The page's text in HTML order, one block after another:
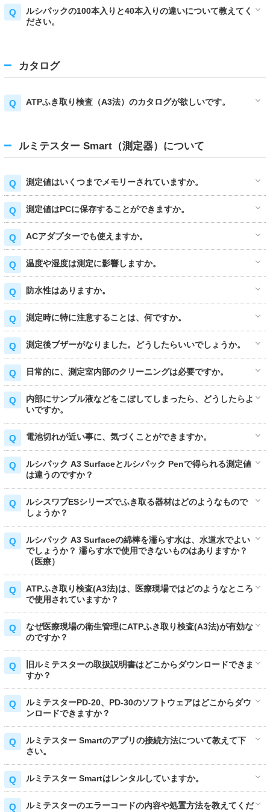
ルシパックの100本入りと40本入りの違いについて教えてく
ださい。
カタログ
ATPふき取り検査（A3法）のカタログが欲しいです。
ルミテスター Smart（測定器）について
測定値はいくつまでメモリーされていますか。
測定値はPCに保存することができますか。
ACアダプターでも使えますか。
温度や湿度は測定に影響しますか。
防水性はありますか。
測定時に特に注意することは、何ですか。
測定後ブザーがなりました。どうしたらいいでしょうか。
日常的に、測定室内部のクリーニングは必要ですか。
内部にサンプル液などをこぼしてしまったら、どうしたらよ
いですか。
電池切れが近い事に、気づくことができますか。
ルシパック A3 Surfaceとルシパック Penで得られる測定値
は違うのですか？
ルシスワブESシリーズでふき取る器材はどのようなもので
しょうか？
ルシパック A3 Surfaceの綿棒を濡らす水は、水道水でよい
でしょうか？ 濡らす水で使用できないものはありますか？
（医療）
ATPふき取り検査(A3法)は、医療現場ではどのようなところ
で使用されていますか？
なぜ医療現場の衛生管理にATPふき取り検査(A3法)が有効な
のですか？
旧ルミテスターの取扱説明書はどこからダウンロードできま
すか？
ルミテスターPD-20、PD-30のソフトウェアはどこからダウ
ンロードできますか？
ルミテスター Smartのアプリの接続方法について教えて下
さい。
ルミテスター Smartはレンタルしていますか。
ルミテスターのエラーコードの内容や処置方法を教えてくだ